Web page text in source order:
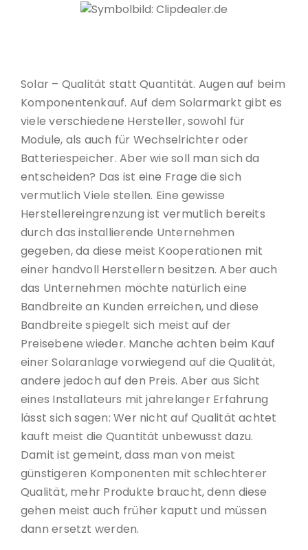
Solar – Qualität statt Quantität. Augen auf beim
Komponentenkauf. Auf dem Solarmarkt gibt es
viele verschiedene Hersteller, sowohl für
Module, als auch für Wechselrichter oder
Batteriespeicher. Aber wie soll man sich da
entscheiden? Das ist eine Frage die sich
vermutlich Viele stellen. Eine gewisse
Herstellereingrenzung ist vermutlich bereits
durch das installierende Unternehmen
gegeben, da diese meist Kooperationen mit
einer handvoll Herstellern besitzen. Aber auch
das Unternehmen möchte natürlich eine
Bandbreite an Kunden erreichen, und diese
Bandbreite spiegelt sich meist auf der
Preisebene wieder. Manche achten beim Kauf
einer Solaranlage vorwiegend auf die Qualität,
andere jedoch auf den Preis. Aber aus Sicht
eines Installateurs mit jahrelanger Erfahrung
lässt sich sagen: Wer nicht auf Qualität achtet
kauft meist die Quantität unbewusst dazu.
Damit ist gemeint, dass man von meist
günstigeren Komponenten mit schlechterer
Qualität, mehr Produkte braucht, denn diese
gehen meist auch früher kaputt und müssen
dann ersetzt werden.